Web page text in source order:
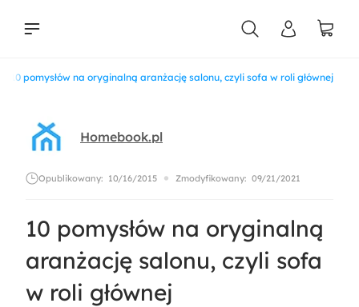
10 pomysłów na oryginalną aranżację salonu, czyli sofa w roli głównej
Homebook.pl
Opublikowany: 10/16/2015 Zmodyfikowany: 09/21/2021
10 pomysłów na oryginalną
aranżację salonu, czyli sofa
w roli głównej